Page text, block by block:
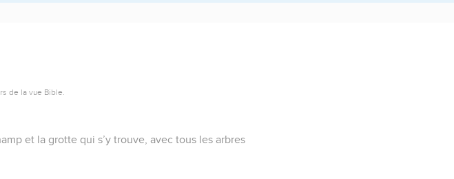
de la vue Bible.
et la grotte qui s’y trouve, avec tous les arbres